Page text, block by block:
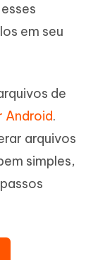
em seu
de
Android.
arquivos
simples,